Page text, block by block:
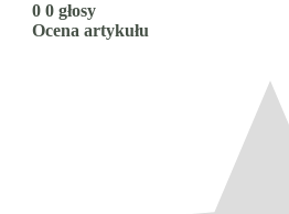
0 0 głosy
Ocena artykułu